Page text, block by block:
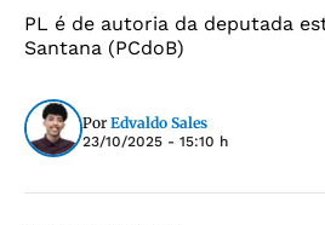
PL é de autoria da deputada
Santana (PCdoB)
Por Edvaldo Sales
23/10/2025 - 15:10 h